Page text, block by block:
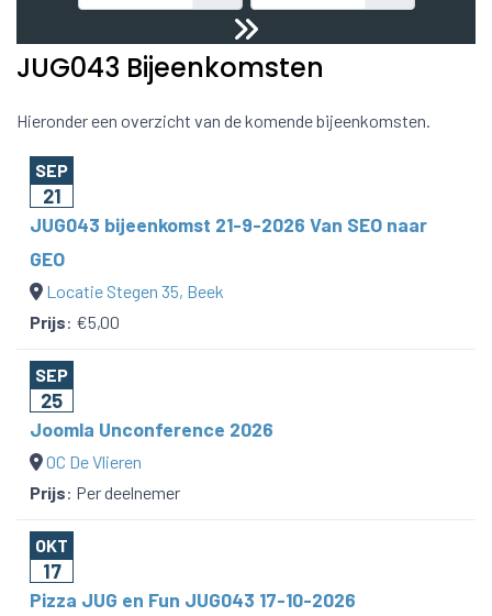
JUG043 Bijeenkomsten
Hieronder een overzicht van de komende bijeenkomsten.
SEP
21
JUG043 bijeenkomst 21-9-2026 Van SEO naar
GEO
Locatie Stegen 35, Beek
Prijs: €5,00
SEP
25
Joomla Unconference 2026
OC De Vlieren
Prijs: Per deelnemer
OKT
17
Pizza JUG en Fun JUG043 17-10-2026